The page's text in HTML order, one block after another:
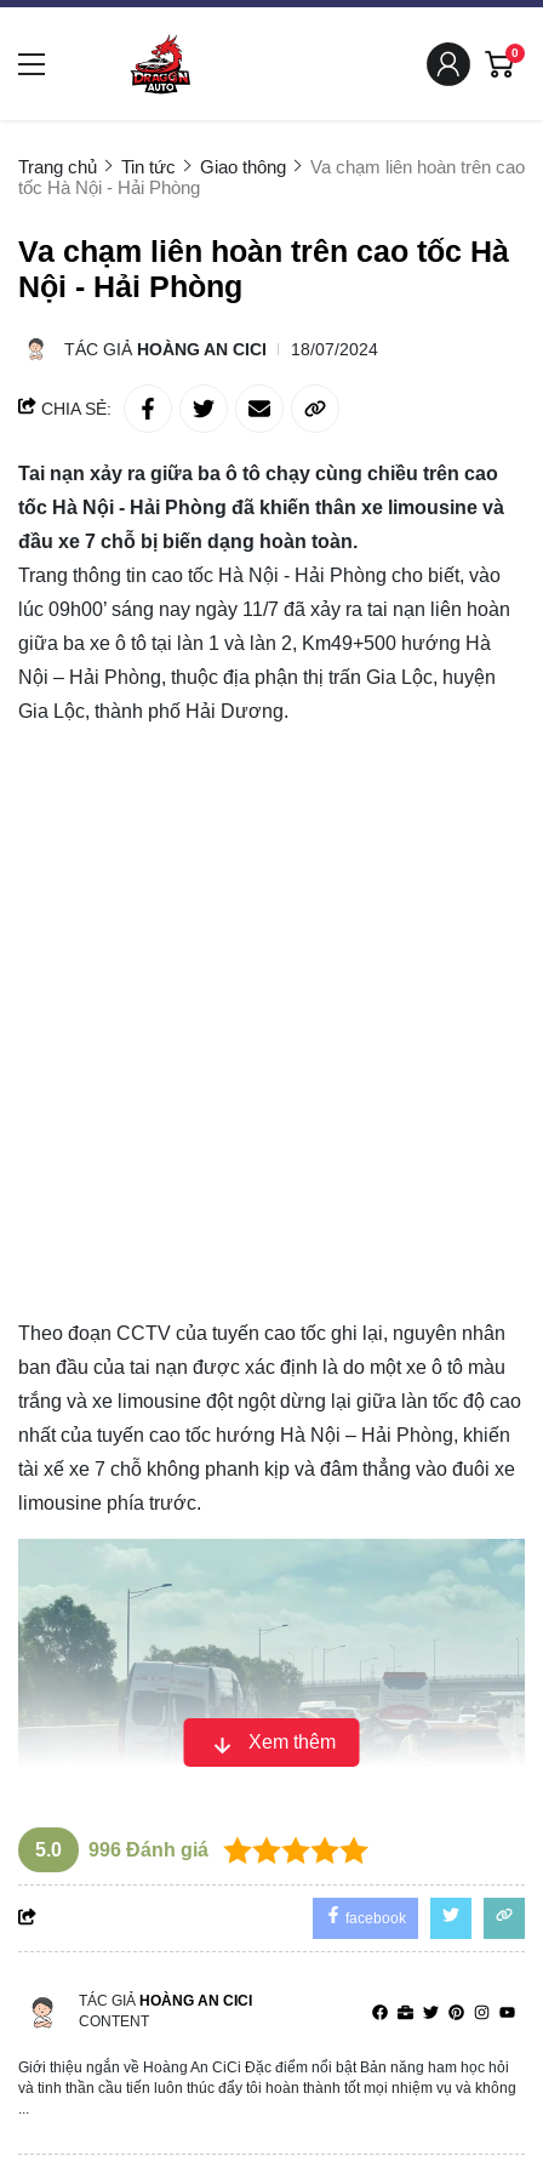
0
Trang chủ Tin tức Giao thông
Va chạm liên hoàn trên cao
tốc Hà Nội - Hải Phòng
Va chạm liên hoàn trên cao tốc Hà
Nội - Hải Phòng
TÁC GIẢ HOÀNG AN CICI 18/07/2024
CHIA SẺ:
Tai nạn xảy ra giữa ba ô tô chạy cùng chiều trên cao
tốc Hà Nội - Hải Phòng đã khiến thân xe limousine và
đầu xe 7 chỗ bị biến dạng hoàn toàn.
Trang thông tin cao tốc Hà Nội - Hải Phòng cho biết, vào
lúc 09h00’ sáng nay ngày 11/7 đã xảy ra tai nạn liên hoàn
giữa ba xe ô tô tại làn 1 và làn 2, Km49+500 hướng Hà
Nội – Hải Phòng, thuộc địa phận thị trấn Gia Lộc, huyện
Gia Lộc, thành phố Hải Dương.
Theo đoạn CCTV của tuyến cao tốc ghi lại, nguyên nhân
ban đầu của tai nạn được xác định là do một xe ô tô màu
trắng và xe limousine đột ngột dừng lại giữa làn tốc độ cao
nhất của tuyến cao tốc hướng Hà Nội – Hải Phòng, khiến
tài xế xe 7 chỗ không phanh kịp và đâm thẳng vào đuôi xe
limousine phía trước.
Xem thêm
5.0 996 Đánh giá
facebook
TÁC GIẢ HOÀNG AN CICI
CONTENT
Giới thiệu ngắn về Hoàng An CiCi Đặc điểm nổi bật Bản năng ham học hỏi
và tinh thần cầu tiến luôn thúc đẩy tôi hoàn thành tốt mọi nhiệm vụ và không
...